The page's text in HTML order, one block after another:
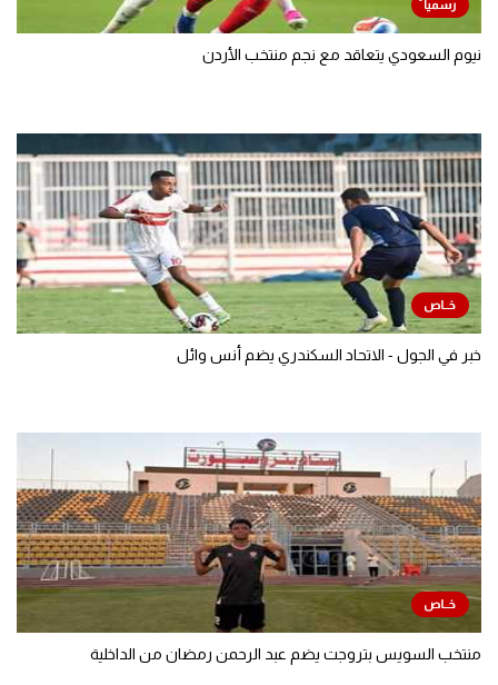
نيوم السعودي يتعاقد مع نجم منتخب الأردن
خبر في الجول - الاتحاد السكندري يضم أنس وائل
منتخب السويس بتروجت يضم عبد الرحمن رمضان من الداخلية